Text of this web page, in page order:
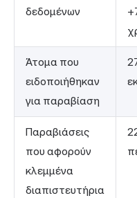
δεδομένων
Άτομα που
ειδοποιήθηκαν
για παραβίαση
Παραβιάσεις
που αφορούν
κλεμμένα
διαπιστευτήρια